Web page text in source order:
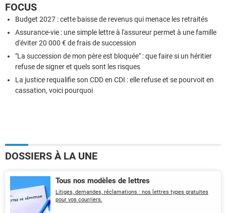
FOCUS
Budget 2027 : cette baisse de revenus qui menace les retraités
Assurance-vie : une simple lettre à l'assureur permet à une famille
d'éviter 20 000 € de frais de succession
"La succession de mon père est bloquée" : que faire si un héritier
refuse de signer et quels sont les risques
La justice requalifie son CDD en CDI : elle refuse et se pourvoit en
cassation, voici pourquoi
DOSSIERS À LA UNE
Tous nos modèles de lettres
Litiges, demandes, réclamations : nos lettres types gratuites
pour vos courriers.